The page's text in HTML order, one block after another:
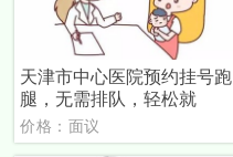
天津市中心医院预约挂号跑
腿，无需排队，轻松就
价格：面议